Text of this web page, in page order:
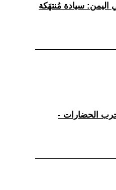
اليمن: سيادة مُنتهَكة
حرب الحضارات -